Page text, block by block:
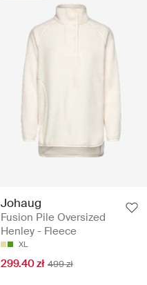
Johaug
Fusion Pile Oversized
Henley - Fleece
XL
299.40 zł 499 zł